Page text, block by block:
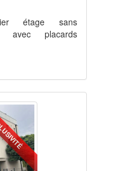
étage sans
avec placards